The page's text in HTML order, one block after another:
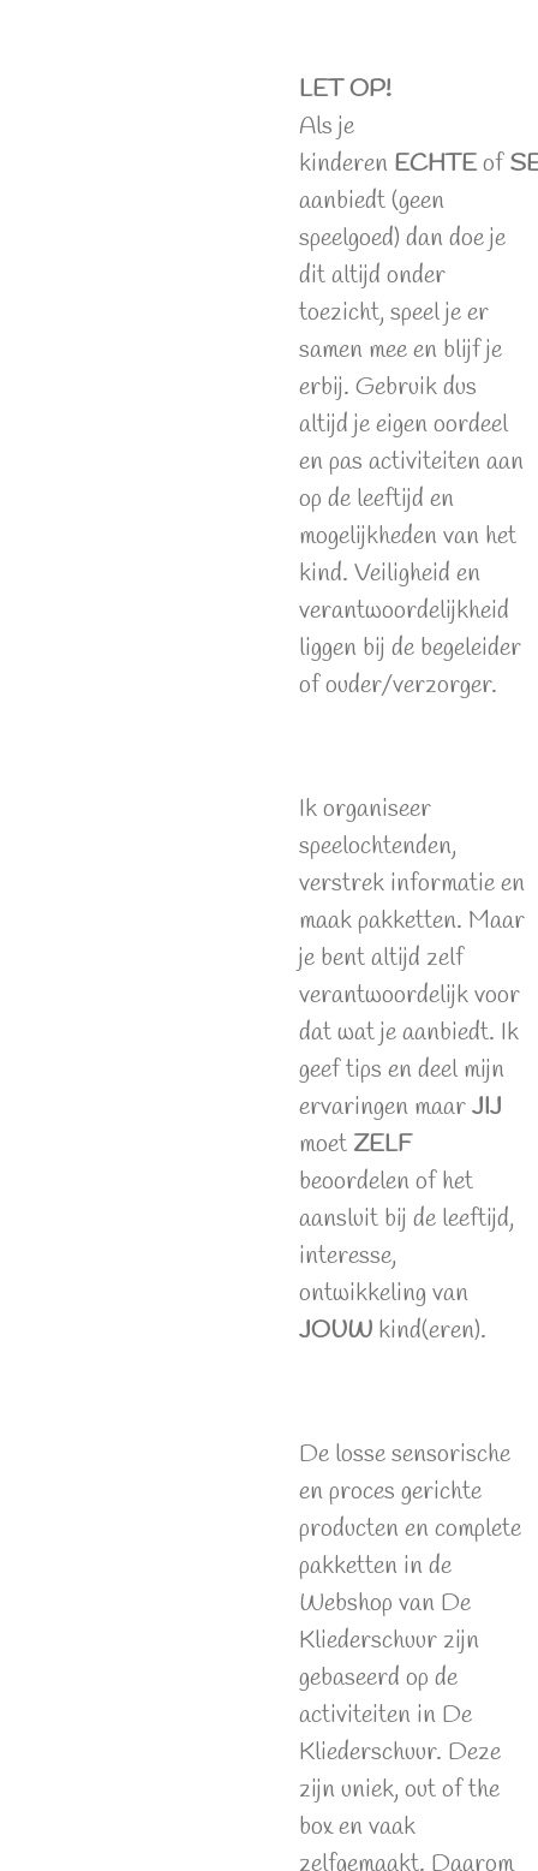
LET OP!
Als je
kinderen ECHTEof
aanbiedt (geen
speelgoed) dan doe je
dit altijd onder
toezicht, speel je er
samen mee en blijf je
erbij. Gebruik dus
altijd je eigen oordeel
en pas activiteiten aan
op de leeftijd en
mogelijkheden van het
kind. Veiligheid en
verantwoordelijkheid
liggen bij de begeleider
of ouder/verzorger.
Ik organiseer
speelochtenden,
verstrek informatie en
maak pakketten. Maar
je bent altijd zelf
verantwoordelijk voor
dat wat je aanbiedt. Ik
geef tips en deel mijn
ervaringen maarJIJ
moet ZELF
beoordelen of het
aansluit bij de leeftijd,
interesse,
ontwikkeling van
JOUW kind(eren).
De losse sensorische
en proces gerichte
producten en complete
pakketten in de
Webshop van De
Kliederschuur zijn
gebaseerd op de
activiteiten in De
Kliederschuur. Deze
zijn uniek, out of the
box en vaak